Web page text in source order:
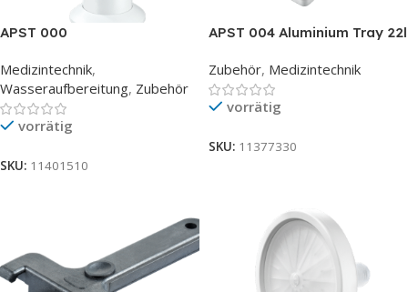
APST 000
Medizintechnik,
Wasseraufbereitung, Zubehör
vorrätig
SKU: 11401510
APST 004 Aluminium Tray 22l
Zubehör, Medizintechnik
vorrätig
SKU: 11377330